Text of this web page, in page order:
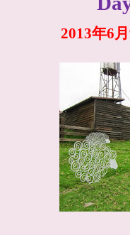
2013年6